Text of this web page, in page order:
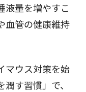
液量を増やすこ
血管の健康維持
マウス対策を始
す習慣」で、